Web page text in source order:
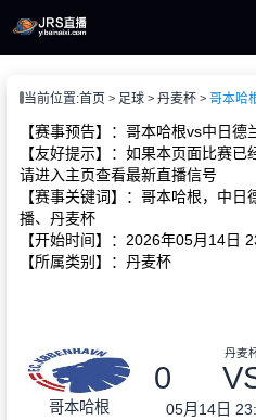
播
像
当前位置:首页 足球 丹麦杯
【赛事预告】：哥本哈根vs中日德
【友好提示】：如果本页面比赛已
请进入主页查看最新直播信号
【赛事关键词】：哥本哈根，中
播、丹麦杯
【开始时间】：2026年05月14日
【所属类别】：丹麦杯
哥本哈根
丹麦
0
05月14日